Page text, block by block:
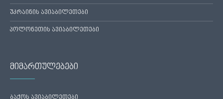
უკრაინის ავიაბილეთები
პოლონეთის ავიაბილეთები
მიმართულებები